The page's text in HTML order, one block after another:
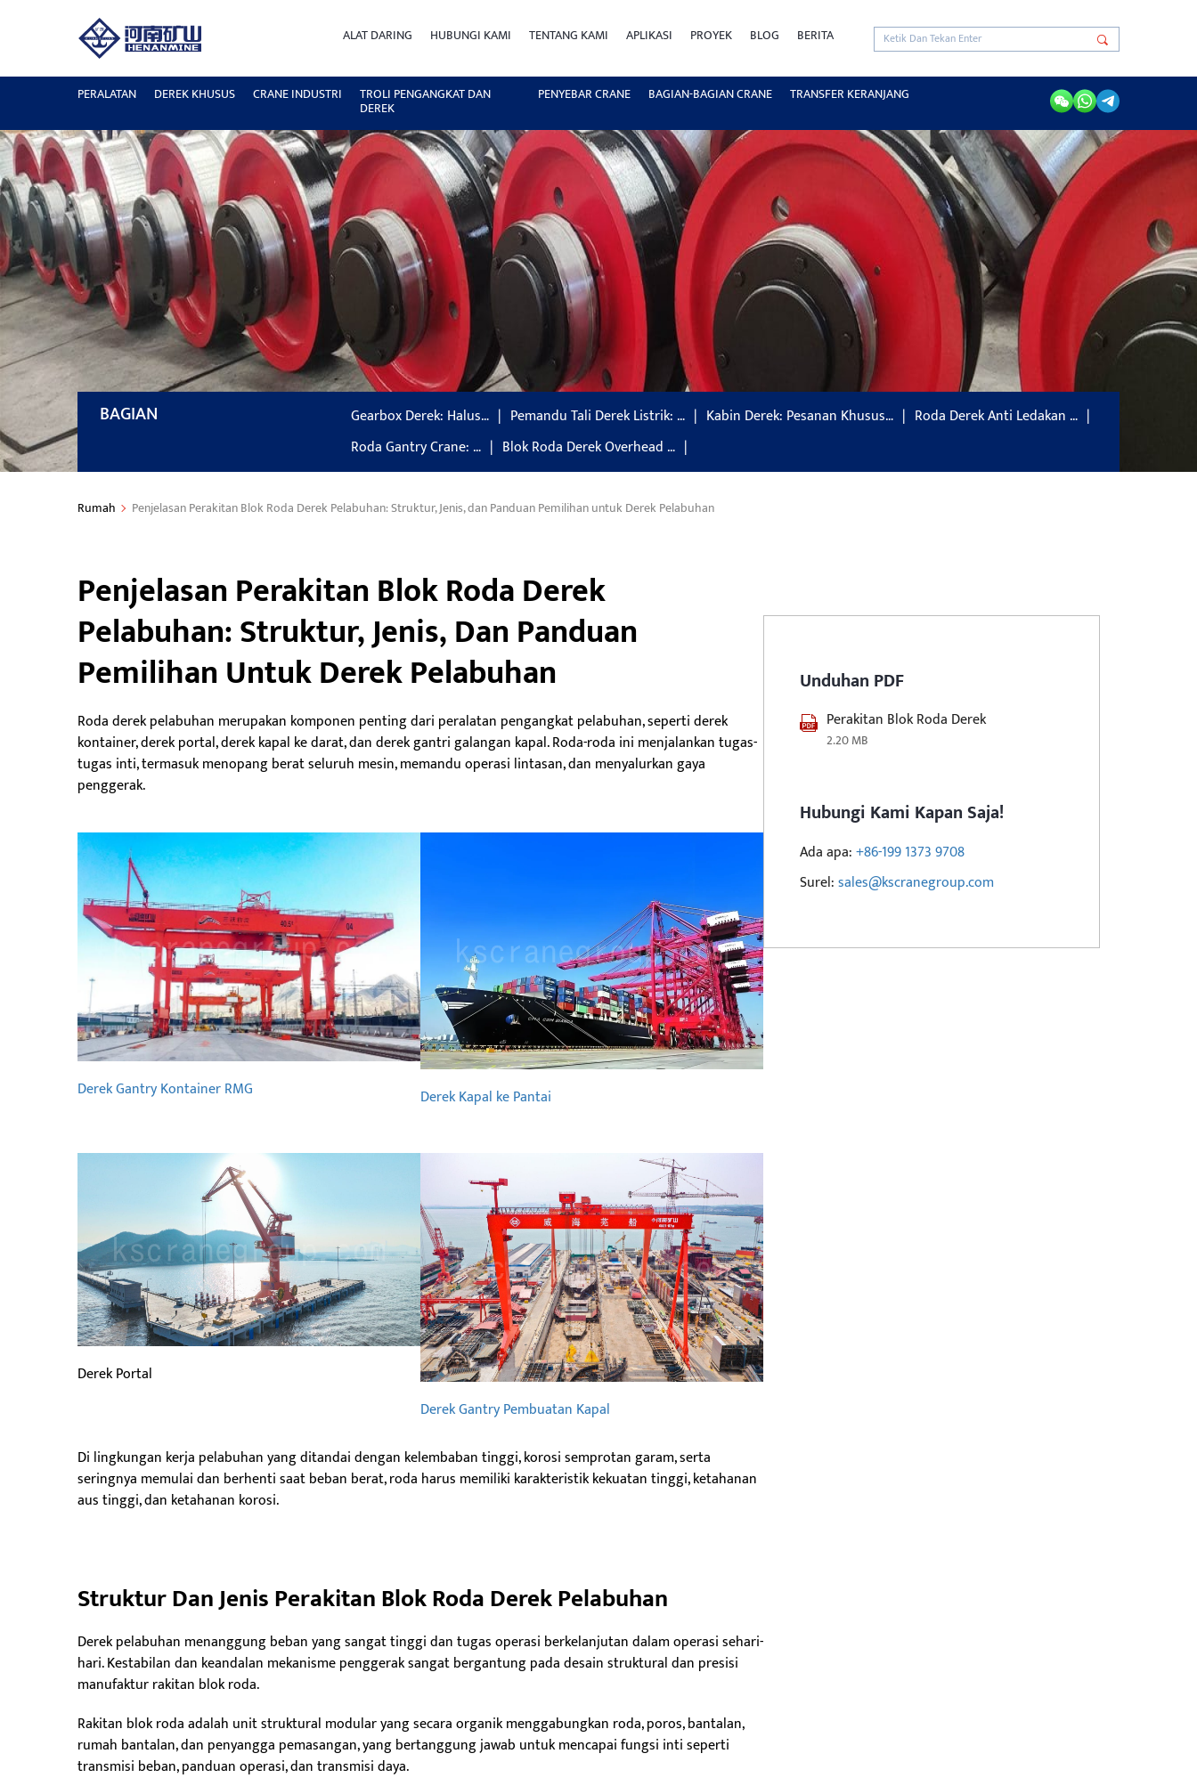
ALAT DARING HUBUNGI KAMI TENTANG KAMI APLIKASI PROYEK BLOG BERITA
PERALATAN DEREK KHUSUS CRANE INDUSTRI TROLI PENGANGKAT DAN
DEREK
PENYEBAR CRANE BAGIAN-BAGIAN CRANE TRANSFER KERANJANG
BAGIAN Gearbox Derek: Halus… Pemandu Tali Derek Listrik: … Kabin Derek: Pesanan Khusus…
Roda Derek Anti Ledakan …
Roda Gantry Crane: …
Blok Roda Derek Overhead …
Rumah Penjelasan Perakitan Blok Roda Derek Pelabuhan: Struktur, Jenis, dan Panduan Pemilihan untuk Derek Pelabuhan
Penjelasan Perakitan Blok Roda Derek
Pelabuhan: Struktur, Jenis, Dan Panduan
Pemilihan Untuk Derek Pelabuhan
Roda derek pelabuhan merupakan komponen penting dari peralatan pengangkat pelabuhan, seperti derek
kontainer, derek portal, derek kapal ke darat, dan derek gantri galangan kapal. Roda-roda ini menjalankan tugas-
tugas inti, termasuk menopang berat seluruh mesin, memandu operasi lintasan, dan menyalurkan gaya
penggerak.
Derek Gantry Kontainer RMG Derek Kapal ke Pantai
Derek Portal
Derek Gantry Pembuatan Kapal
Di lingkungan kerja pelabuhan yang ditandai dengan kelembaban tinggi, korosi semprotan garam, serta
seringnya memulai dan berhenti saat beban berat, roda harus memiliki karakteristik kekuatan tinggi, ketahanan
aus tinggi, dan ketahanan korosi.
Struktur Dan Jenis Perakitan Blok Roda Derek Pelabuhan
Derek pelabuhan menanggung beban yang sangat tinggi dan tugas operasi berkelanjutan dalam operasi sehari-
hari. Kestabilan dan keandalan mekanisme penggerak sangat bergantung pada desain struktural dan presisi
manufaktur rakitan blok roda.
Rakitan blok roda adalah unit struktural modular yang secara organik menggabungkan roda, poros, bantalan,
rumah bantalan, dan penyangga pemasangan, yang bertanggung jawab untuk mencapai fungsi inti seperti
transmisi beban, panduan operasi, dan transmisi daya.
Unduhan PDF
Perakitan Blok Roda Derek
2.20 MB
Hubungi Kami Kapan Saja!
Ada apa:+86-199 1373 9708
Surel:sales@kscranegroup.com